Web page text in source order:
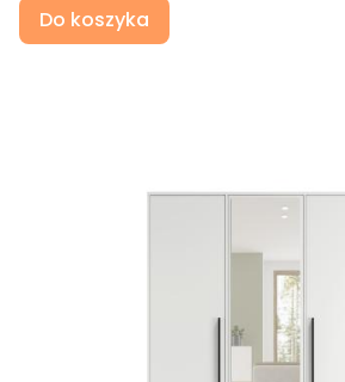
Do koszyka